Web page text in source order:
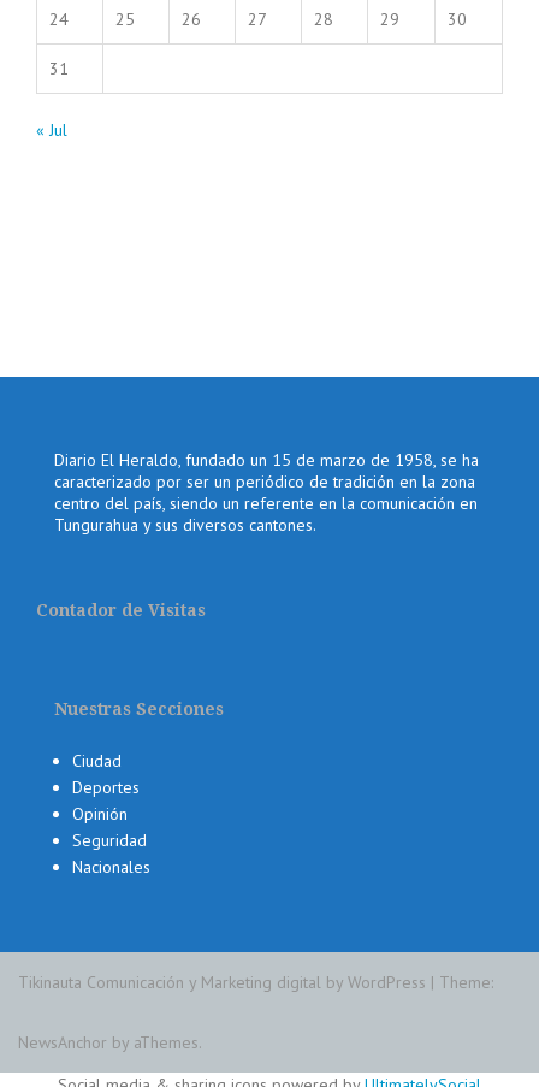
24 25 26 27 28 29 30
31
« Jul
Diario El Heraldo, fundado un 15 de marzo de 1958, se ha
caracterizado por ser un periódico de tradición en la zona
centro del país, siendo un referente en la comunicación en
Tungurahua y sus diversos cantones.
Contador de Visitas
Nuestras Secciones
Ciudad
Deportes
Opinión
Seguridad
Nacionales
Tikinauta Comunicación y Marketing digital by WordPress | Theme:
NewsAnchor by aThemes.